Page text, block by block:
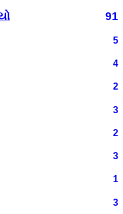
91
5
4
2
3
2
3
1
3